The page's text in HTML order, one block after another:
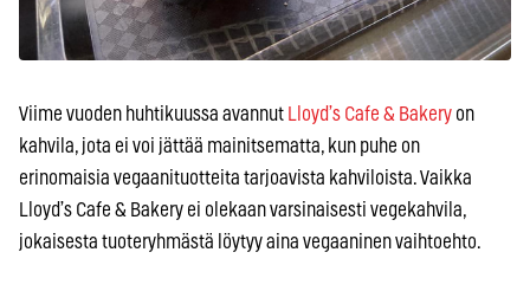
Viime vuoden huhtikuussa avannut Lloyd’s Cafe & Bakery on
kahvila, jota ei voi jättää mainitsematta, kun puhe on
erinomaisia vegaanituotteita tarjoavista kahviloista. Vaikka
Lloyd’s Cafe & Bakery ei olekaan varsinaisesti vegekahvila,
jokaisesta tuoteryhmästä löytyy aina vegaaninen vaihtoehto.